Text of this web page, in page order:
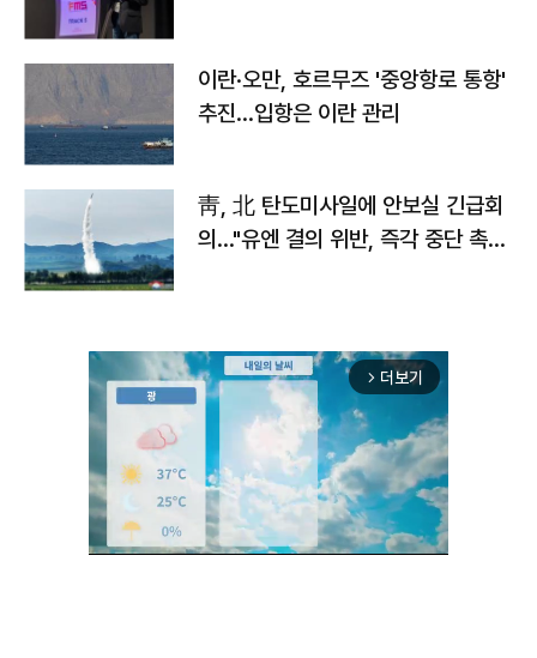
이란·오만, 호르무즈 '중앙항로 통항'
추진…입항은 이란 관리
靑, 北 탄도미사일에 안보실 긴급회
의…"유엔 결의 위반, 즉각 중단 촉
arrow_forward_ios 더보기